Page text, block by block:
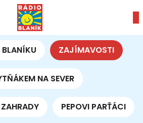
ZAJÍMAVOSTI
NA SEVER
PEPOVI PARŤÁCI